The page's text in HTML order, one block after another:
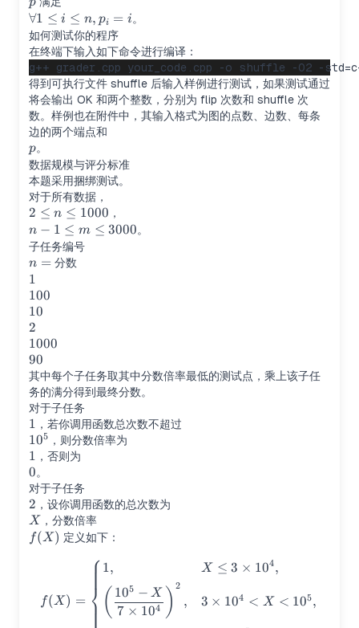
n,p_i=i
\forall
1\le
i\le
n,p_i=i
∀1 ≤ i ≤ n, pi = i。
如何测试你的程序
在终端下输入如下命令进行编译：
得到可执行文件 shuffle 后输入样例进行测试，如果测试通过
将会输出 OK 和两个整数，分别为 flip 次数和 shuffle 次
数。样例也在附件中，其输入格式为图的点数、边数、每条
边的两个端点和
p
p。
数据规模与评分标准
本题采用捆绑测试。
对于所有数据，
2\le
n\le
1000
2 ≤ n ≤ 1000 ，
n-
1\le
m
\le
3000
n − 1 ≤ m ≤ 3000。
子任务编号
n=
n =分数
1
1
100
100
10
10
2
2
1000
1000
90
90
其中每个子任务取其中分数倍率最低的测试点，乘上该子任
务的满分得到最终分数。
对于子任务
1
1 ，若你调用函数总次数不超过
10^5
105 ，则分数倍率为
1
1 ，否则为
0
0。
对于子任务
2
2 ，设你调用函数的总次数为
X
X ，分数倍率
f(X)
f(X) 定义如下：
f(X)= \begin{cases} 1, &
f(X) = ⎨
⎧ 1,
( 7 × 104
105 − X )
2
,
X ≤ 3 × 104,
3 × 104 < X < 105,